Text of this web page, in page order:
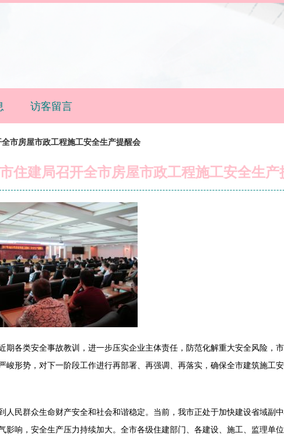
访客留言
市房屋市政工程施工安全生产提醒会
建局召开全市房屋市政工程施工安全生产
各类安全事故教训，进一步压实企业主体责任，防范化解重大安全风险，
形势，对下一阶段工作进行再部署、再强调、再落实，确保全市建筑施工
民群众生命财产安全和社会和谐稳定。当前，我市正处于加快建设省域副
响，安全生产压力持续加大。全市各级住建部门、各建设、施工、监理单